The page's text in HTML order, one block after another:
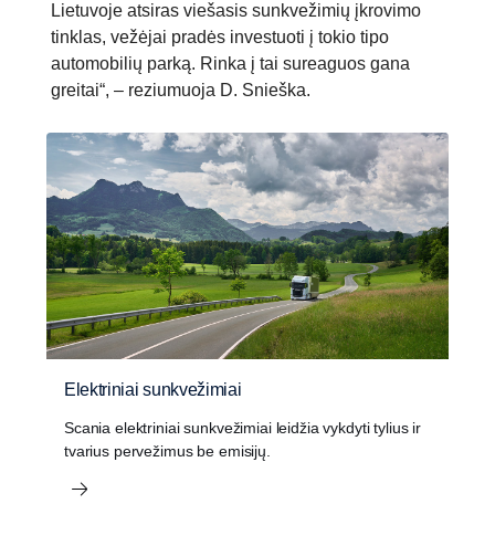
Lietuvoje atsiras viešasis sunkvežimių įkrovimo
tinklas, vežėjai pradės investuoti į tokio tipo
automobilių parką. Rinka į tai sureaguos gana
greitai“, – reziumuoja D. Snieška.
Elektriniai sunkvežimiai
Scania elektriniai sunkvežimiai leidžia vykdyti tylius ir
tvarius pervežimus be emisijų.